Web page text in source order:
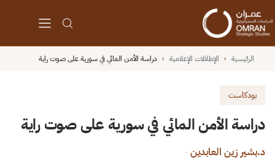
الرئيسية › الإطلالات الإعلامية › دراسة الأمن المائي في سورية على صوت راية
بودكاست
دراسة الأمن المائي في سورية على صوت راية
د.بشير زين العابدين ·